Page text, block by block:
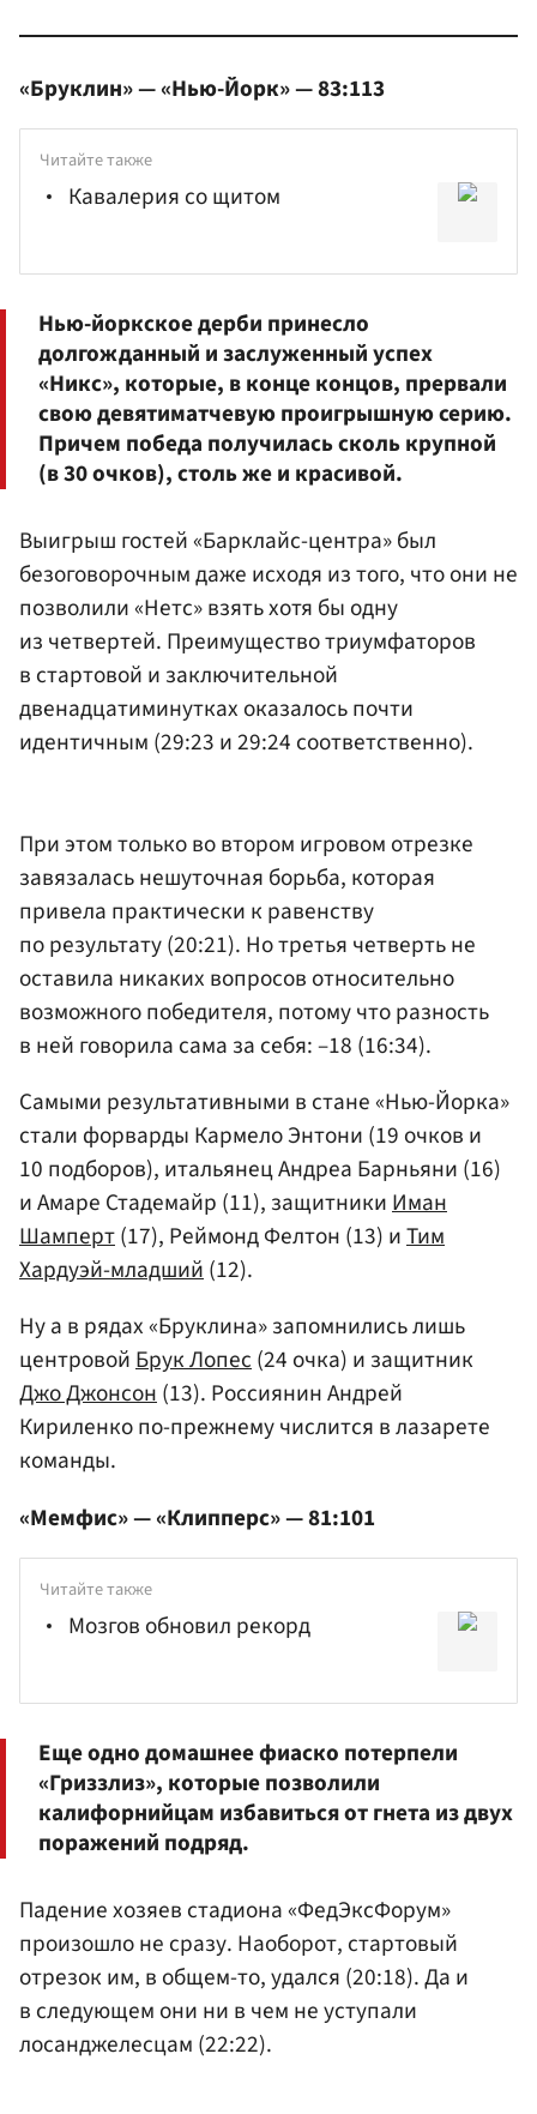
«Бруклин» — «Нью-Йорк» — 83:113
Читайте также
Кавалерия со щитом
Нью-йоркское дерби принесло
долгожданный и заслуженный успех
«Никс», которые, в конце концов, прервали
свою девятиматчевую проигрышную серию.
Причем победа получилась сколь крупной
(в 30 очков), столь же и красивой.
Выигрыш гостей «Барклайс-центра» был
безоговорочным даже исходя из того, что они не
позволили «Нетс» взять хотя бы одну
из четвертей. Преимущество триумфаторов
в стартовой и заключительной
двенадцатиминутках оказалось почти
идентичным (29:23 и 29:24 соответственно).
При этом только во втором игровом отрезке
завязалась нешуточная борьба, которая
привела практически к равенству
по результату (20:21). Но третья четверть не
оставила никаких вопросов относительно
возможного победителя, потому что разность
в ней говорила сама за себя: –18 (16:34).
Самыми результативными в стане «Нью-Йорка»
стали форварды Кармело Энтони (19 очков и
10 подборов), итальянец Андреа Барньяни (16)
и Амаре Стадемайр (11), защитникиИман
Шамперт(17), Реймонд Фелтон (13) иТим
Хардуэй-младший(12).
Ну а в рядах «Бруклина» запомнились лишь
центровойБрук Лопес(24 очка) и защитник
Джо Джонсон(13). Россиянин Андрей
Кириленко по-прежнему числится в лазарете
команды.
«Мемфис» — «Клипперс» — 81:101
Читайте также
Мозгов обновил рекорд
Еще одно домашнее фиаско потерпели
«Гриззлиз», которые позволили
калифорнийцам избавиться от гнета из двух
поражений подряд.
Падение хозяев стадиона «ФедЭксФорум»
произошло не сразу. Наоборот, стартовый
отрезок им, в общем-то, удался (20:18). Да и
в следующем они ни в чем не уступали
лосанджелесцам (22:22).